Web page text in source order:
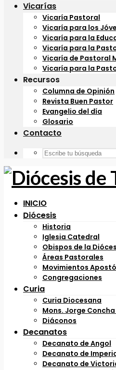
Vicarías
Vicaría Pastoral
Vicaría para los
Vicaría para la
Vicaría para la
Vicaría de Pastoral
Vicaría para la
Recursos
Columna de Opinión
Revista Buen Pastor
Evangelio del día
Glosario
Contacto
INICIO
Diócesis
Historia
Iglesia Catedral
Obispos de la
Áreas Pastorales
Movimientos
Congregaciones
Curia
Curia Diocesana
Mons. Jorge
Diáconos
Decanatos
Decanato de Angol
Decanato de
Decanato de